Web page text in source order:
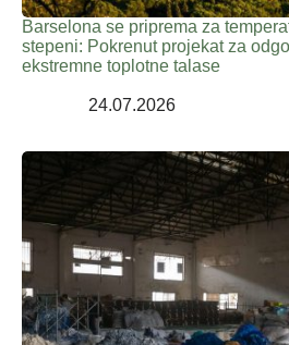
Barselona se priprema za
stepeni: Pokrenut projekat za
ekstremne toplotne talase
24.07.2026